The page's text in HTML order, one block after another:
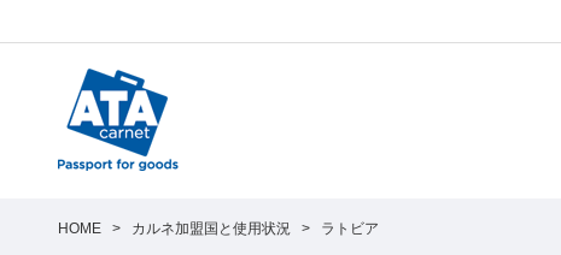
HOME > カルネ加盟国と使用状況 > ラトビア